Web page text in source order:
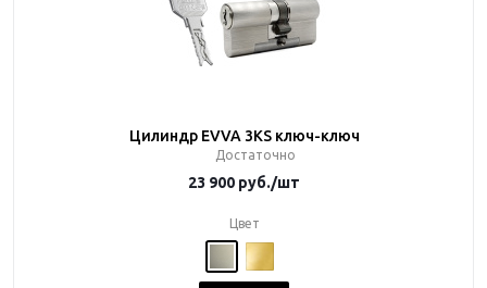
Цилиндр EVVA 3KS ключ-ключ
Достаточно
23 900 руб./шт
Цвет